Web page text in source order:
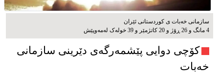
سازمانی خەبات ی کوردستانی ئێران
4 مانگ و 26 ڕۆژ و 20 کاتژمێر و 39 خوله‌ک له‌مه‌وپێش‌
کۆچی دوایی پێشمەرگەی دێرینی سازمانی
خەبات